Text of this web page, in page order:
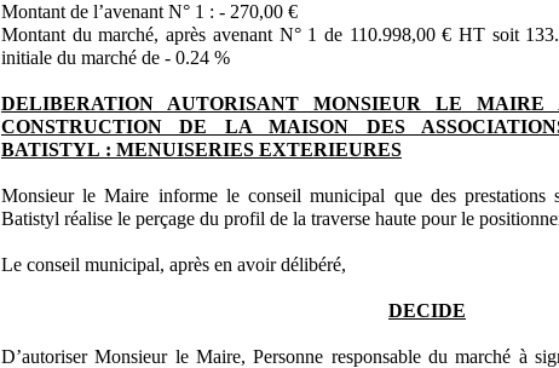
Montant de l’avenant N° 1 : - 270,00 €
Montant du marché, après avenant N° 1 de 110.998,00 € HT soit
initiale du marché de - 0.24 %
DELIBERATION AUTORISANT MONSIEUR LE MAIRE
CONSTRUCTION DE LA MAISON DES
BATISTYL : MENUISERIES EXTERIEURES
Monsieur le Maire informe le conseil municipal que des prestations
Batistyl réalise le perçage du profil de la traverse haute pour le
Le conseil municipal, après en avoir délibéré,
DECIDE
D’autoriser Monsieur le Maire, Personne responsable du marché à